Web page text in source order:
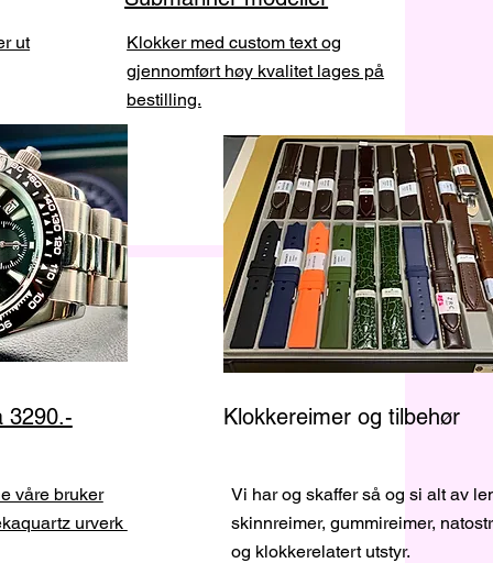
ut
Klokker med custom text og
gjennomført høy kvalitet lages på
bestilling.
3290.-
våre bruker
urverk
Klokkereimer og tilbehør
Vi har og skaffer så og si alt av
skinnreimer, gummireimer,
og klokkerelatert utstyr.